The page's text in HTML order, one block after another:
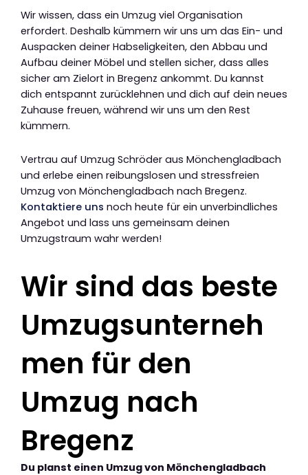
Wir wissen, dass ein Umzug viel Organisation
erfordert. Deshalb kümmern wir uns um das Ein- und
Auspacken deiner Habseligkeiten, den Abbau und
Aufbau deiner Möbel und stellen sicher, dass alles
sicher am Zielort in Bregenz ankommt. Du kannst
dich entspannt zurücklehnen und dich auf dein neues
Zuhause freuen, während wir uns um den Rest
kümmern.
Vertrau auf Umzug Schröder aus Mönchengladbach
und erlebe einen reibungslosen und stressfreien
Umzug von Mönchengladbach nach Bregenz.
Kontaktiere uns noch heute für ein unverbindliches
Angebot und lass uns gemeinsam deinen
Umzugstraum wahr werden!
Wir sind das beste
Umzugsunterneh
men für den
Umzug nach
Bregenz
Du planst einen Umzug von Mönchengladbach